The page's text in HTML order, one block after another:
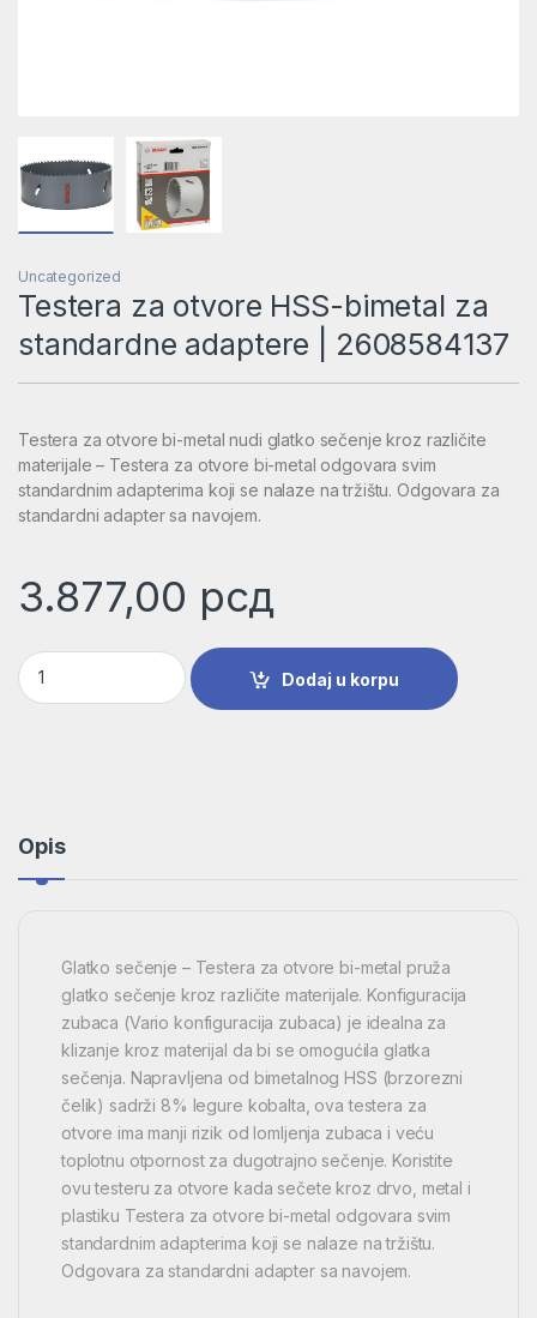
Uncategorized
Testera za otvore HSS-bimetal za
standardne adaptere | 2608584137
Testera za otvore bi-metal nudi glatko sečenje kroz različite
materijale – Testera za otvore bi-metal odgovara svim
standardnim adapterima koji se nalaze na tržištu. Odgovara za
standardni adapter sa navojem.
3.877,00 рсд
Testera za otvore HSS-bimetal za standardne adaptere |
Dodaj u korpu
Opis
Glatko sečenje – Testera za otvore bi-metal pruža
glatko sečenje kroz različite materijale. Konfiguracija
zubaca (Vario konfiguracija zubaca) je idealna za
klizanje kroz materijal da bi se omogućila glatka
sečenja. Napravljena od bimetalnog HSS (brzorezni
čelik) sadrži 8% legure kobalta, ova testera za
otvore ima manji rizik od lomljenja zubaca i veću
toplotnu otpornost za dugotrajno sečenje. Koristite
ovu testeru za otvore kada sečete kroz drvo, metal i
plastiku Testera za otvore bi-metal odgovara svim
standardnim adapterima koji se nalaze na tržištu.
Odgovara za standardni adapter sa navojem.